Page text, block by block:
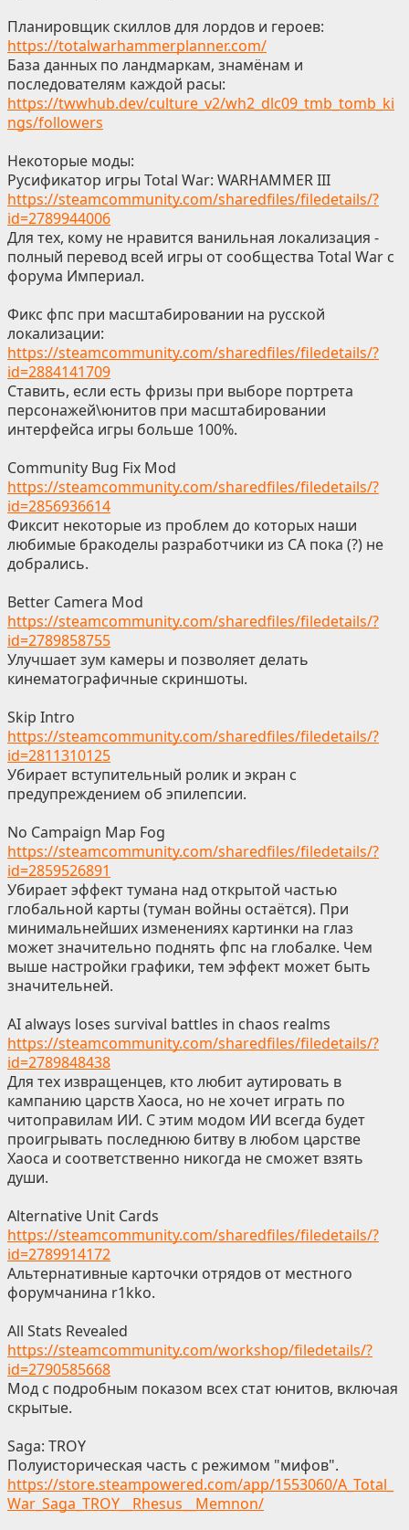
Планировщик скиллов для лордов и героев:
https://totalwarhammerplanner.com/
База данных по ландмаркам, знамёнам и
последователям каждой расы:
https://twwhub.dev/culture_v2/wh2_dlc09_tmb_tomb_ki
ngs/followers
Некоторые моды:
Русификатор игры Total War: WARHAMMER III
https://steamcommunity.com/sharedfiles/filedetails/?
id=2789944006
Для тех, кому не нравится ванильная локализация -
полный перевод всей игры от сообщества Total War с
форума Империал.
Фикс фпс при масштабировании на русской
локализации:
https://steamcommunity.com/sharedfiles/filedetails/?
id=2884141709
Ставить, если есть фризы при выборе портрета
персонажей\юнитов при масштабировании
интерфейса игры больше 100%.
Community Bug Fix Mod
https://steamcommunity.com/sharedfiles/filedetails/?
id=2856936614
Фиксит некоторые из проблем до которых наши
любимые бракоделы разработчики из СА пока (?) не
добрались.
Better Camera Mod
https://steamcommunity.com/sharedfiles/filedetails/?
id=2789858755
Улучшает зум камеры и позволяет делать
кинематографичные скриншоты.
Skip Intro
https://steamcommunity.com/sharedfiles/filedetails/?
id=2811310125
Убирает вступительный ролик и экран с
предупреждением об эпилепсии.
No Campaign Map Fog
https://steamcommunity.com/sharedfiles/filedetails/?
id=2859526891
Убирает эффект тумана над открытой частью
глобальной карты (туман войны остаётся). При
минимальнейших изменениях картинки на глаз
может значительно поднять фпс на глобалке. Чем
выше настройки графики, тем эффект может быть
значительней.
AI always loses survival battles in chaos realms
https://steamcommunity.com/sharedfiles/filedetails/?
id=2789848438
Для тех извращенцев, кто любит аутировать в
кампанию царств Хаоса, но не хочет играть по
читоправилам ИИ. С этим модом ИИ всегда будет
проигрывать последнюю битву в любом царстве
Хаоса и соответственно никогда не сможет взять
души.
Alternative Unit Cards
https://steamcommunity.com/sharedfiles/filedetails/?
id=2789914172
Альтернативные карточки отрядов от местного
форумчанина r1kko.
All Stats Revealed
https://steamcommunity.com/workshop/filedetails/?
id=2790585668
Мод с подробным показом всех стат юнитов, включая
скрытые.
Saga: TROY
Полуисторическая часть с режимом "мифов".
https://store.steampowered.com/app/1553060/A_Total_
War_Saga_TROY__Rhesus__Memnon/